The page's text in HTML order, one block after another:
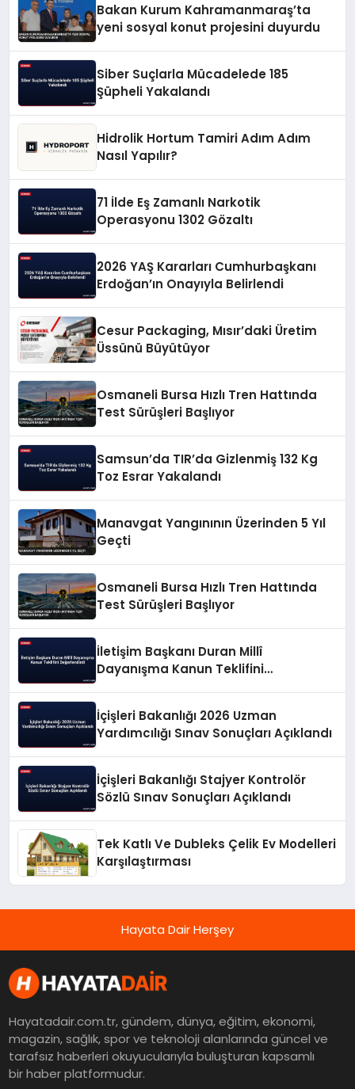
Bakan Kurum Kahramanmaraş’ta
yeni sosyal konut projesini duyurdu
Siber Suçlarla Mücadelede 185
Şüpheli Yakalandı
Hidrolik Hortum Tamiri Adım Adım
Nasıl Yapılır?
71 İlde Eş Zamanlı Narkotik
Operasyonu 1302 Gözaltı
2026 YAŞ Kararları Cumhurbaşkanı
Erdoğan’ın Onayıyla Belirlendi
Cesur Packaging, Mısır’daki Üretim
Üssünü Büyütüyor
Osmaneli Bursa Hızlı Tren Hattında
Test Sürüşleri Başlıyor
Samsun’da TIR’da Gizlenmiş 132 Kg
Toz Esrar Yakalandı
Manavgat Yangınının Üzerinden 5 Yıl
Geçti
Osmaneli Bursa Hızlı Tren Hattında
Test Sürüşleri Başlıyor
İletişim Başkanı Duran Millî
Dayanışma Kanun Teklifini
İçişleri Bakanlığı 2026 Uzman
Yardımcılığı Sınav Sonuçları Açıklandı
İçişleri Bakanlığı Stajyer Kontrolör
Sözlü Sınav Sonuçları Açıklandı
Tek Katlı Ve Dubleks Çelik Ev Modelleri
Karşılaştırması
Hayata Dair Herşey
Hayatadair.com.tr, gündem, dünya, eğitim, ekonomi,
magazin, sağlık, spor ve teknoloji alanlarında güncel ve
tarafsız haberleri okuyucularıyla buluşturan kapsamlı
bir haber platformudur.